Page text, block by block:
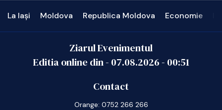
La Iași Moldova Republica Moldova Economie
Ziarul Evenimentul
Editia online din - 07.08.2026- 00:51
Contact
Orange: 0752 266 266